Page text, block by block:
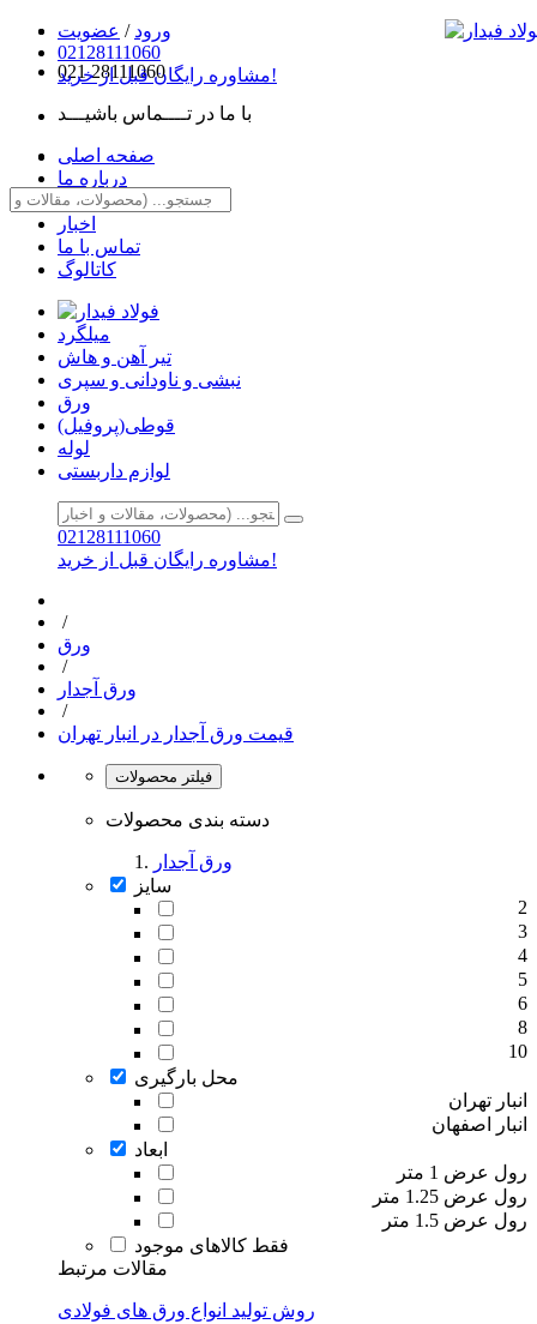
02128111060
مشاوره رایگان قبل از خرید!
ورود / عضویت
021 28111060
با ما در تــــماس باشیـــد
صفحه اصلی
درباره ما
مقالات
اخبار
تماس با ما
کاتالوگ
میلگرد
تیر آهن و هاش
نبشی و ناودانی و سپری
ورق
قوطی(پروفیل)
لوله
لوازم داربستی
02128111060
مشاوره رایگان قبل از خرید!
/
ورق
/
ورق آجدار
/
قیمت ورق آجدار در انبار تهران
فیلتر محصولات
دسته بندی محصولات
ورق آجدار
سایز
2
3
4
5
6
8
10
محل بارگیری
انبار تهران
انبار اصفهان
ابعاد
رول عرض 1 متر
رول عرض 1.25 متر
رول عرض 1.5 متر
فقط کالاهای موجود
مقالات مرتبط
روش تولید انواع ورق های فولادی